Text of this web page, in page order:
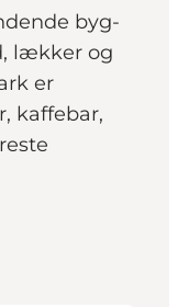
byg-
lækker og
er
kaffebar,